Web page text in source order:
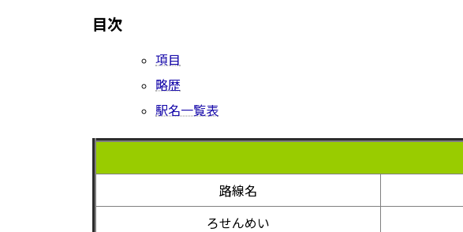
目次
項目
略歴
駅名一覧表
路線名
ろせんめい